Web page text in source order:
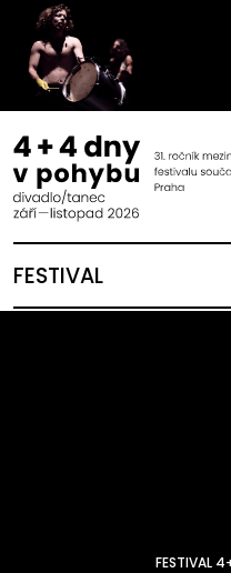
FESTIVAL
FESTIVAL